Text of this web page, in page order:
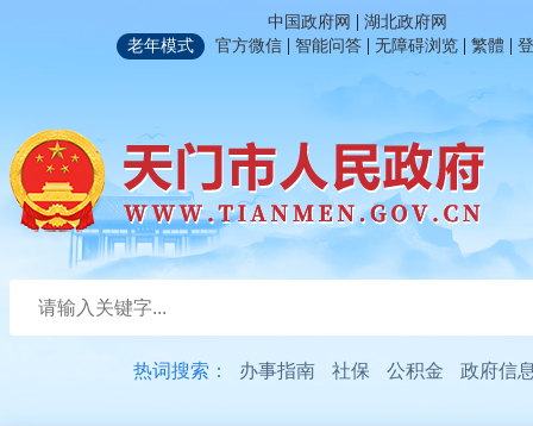
中国政府网 | 湖北政府网
老年模式
官方微信 | 智能问答 | 无障碍浏览 | 繁體 |
热词搜索： 办事指南 社保 公积金 政府信